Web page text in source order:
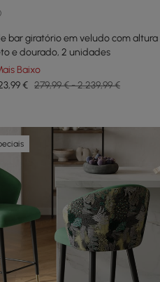
bar giratório em veludo com altura
e dourado, 2 unidades
Baixo
€ 279,99 € - 2.239,99 €